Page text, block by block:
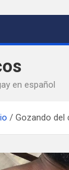
en español
Gozando del